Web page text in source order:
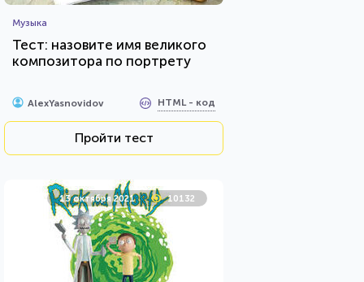
Музыка
Тест: назовите имя великого
композитора по портрету
AlexYasnovidov HTML - код
Пройти тест
13 октября 2021 10132